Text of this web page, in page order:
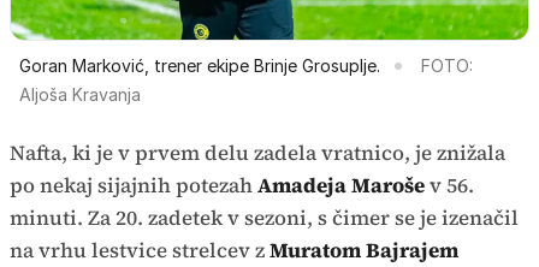
Goran Marković, trener ekipe Brinje Grosuplje.
FOTO:
Aljoša Kravanja
Nafta, ki je v prvem delu zadela vratnico, je znižala
po nekaj sijajnih potezahAmadeja Marošev 56.
minuti. Za 20. zadetek v sezoni, s čimer se je izenačil
na vrhu lestvice strelcev zMuratom Bajrajem